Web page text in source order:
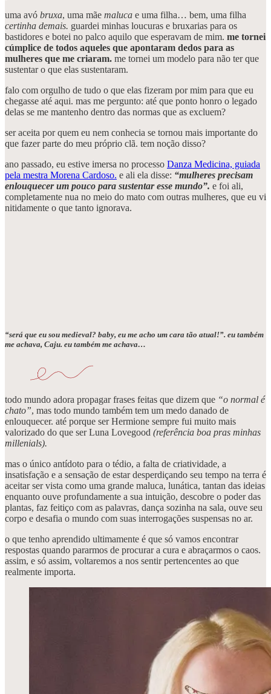
uma avó bruxa, uma mãe maluca e uma filha… bem, uma filha
certinha demais. guardei minhas loucuras e bruxarias para os
bastidores e botei no palco aquilo que esperavam de mim. me tornei
cúmplice de todos aqueles que apontaram dedos para as
mulheres que me criaram. me tornei um modelo para não ter que
sustentar o que elas sustentaram.
falo com orgulho de tudo o que elas fizeram por mim para que eu
chegasse até aqui. mas me pergunto: até que ponto honro o legado
delas se me mantenho dentro das normas que as excluem?
ser aceita por quem eu nem conhecia se tornou mais importante do
que fazer parte do meu próprio clã. tem noção disso?
ano passado, eu estive imersa no processo Danza Medicina, guiada
pela mestra Morena Cardoso. e ali ela disse: “mulheres precisam
enlouquecer um pouco para sustentar esse mundo”. e foi ali,
completamente nua no meio do mato com outras mulheres, que eu vi
nitidamente o que tanto ignorava.
“será que eu sou medieval? baby, eu me acho um cara tão atual!”. eu também
me achava, Caju. eu também me achava…
todo mundo adora propagar frases feitas que dizem que “o normal é
chato”, mas todo mundo também tem um medo danado de
enlouquecer. até porque ser Hermione sempre fui muito mais
valorizado do que ser Luna Lovegood (referência boa pras minhas
millenials).
mas o único antídoto para o tédio, a falta de criatividade, a
insatisfação e a sensação de estar desperdiçando seu tempo na terra é
aceitar ser vista como uma grande maluca, lunática, tantan das ideias
enquanto ouve profundamente a sua intuição, descobre o poder das
plantas, faz feitiço com as palavras, dança sozinha na sala, ouve seu
corpo e desafia o mundo com suas interrogações suspensas no ar.
o que tenho aprendido ultimamente é que só vamos encontrar
respostas quando pararmos de procurar a cura e abraçarmos o caos.
assim, e só assim, voltaremos a nos sentir pertencentes ao que
realmente importa.